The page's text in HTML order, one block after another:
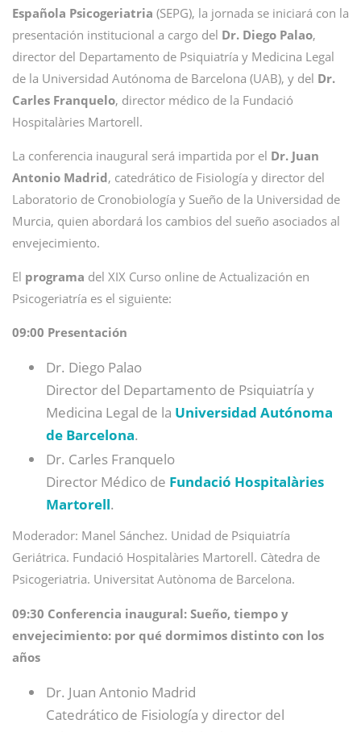
Española Psicogeriatria (SEPG), la jornada se iniciará con la
presentación institucional a cargo del Dr. Diego Palao,
director del Departamento de Psiquiatría y Medicina Legal
de la Universidad Autónoma de Barcelona (UAB), y del Dr.
Carles Franquelo, director médico de la Fundació
Hospitalàries Martorell.
La conferencia inaugural será impartida por el Dr. Juan
Antonio Madrid, catedrático de Fisiología y director del
Laboratorio de Cronobiología y Sueño de la Universidad de
Murcia, quien abordará los cambios del sueño asociados al
envejecimiento.
El programa del XIX Curso online de Actualización en
Psicogeriatría es el siguiente:
09:00 Presentación
Dr. Diego Palao
Director del Departamento de Psiquiatría y
Medicina Legal de la Universidad Autónoma
de Barcelona.
Dr. Carles Franquelo
Director Médico de Fundació Hospitalàries
Martorell.
Moderador: Manel Sánchez. Unidad de Psiquiatría
Geriátrica. Fundació Hospitalàries Martorell. Càtedra de
Psicogeriatria. Universitat Autònoma de Barcelona.
09:30 Conferencia inaugural: Sueño, tiempo y
envejecimiento: por qué dormimos distinto con los
años
Dr. Juan Antonio Madrid
Catedrático de Fisiología y director del